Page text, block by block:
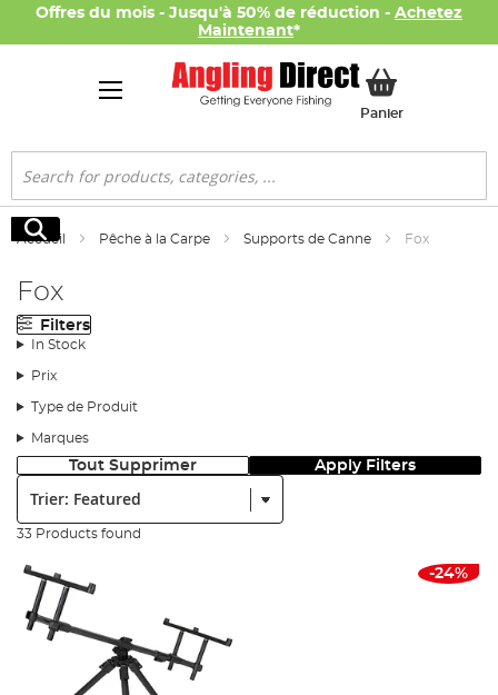
Offres du mois - Jusqu'à 50% de réduction - Achetez
Maintenant*
PanierMon panier
Rechercher
Rechercher
Accueil Pêche à la Carpe Supports de Canne Fox
Fox
Filters
In Stock
Prix
Type de Produit
Marques
Tout Supprimer Apply Filters
33 Products found
-24%